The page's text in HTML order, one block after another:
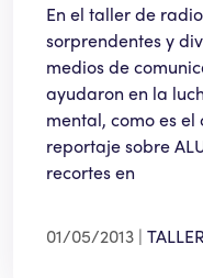
En el taller de
sorprendentes y
medios de
ayudaron en la
mental, como es
reportaje sobre
recortes en
01/05/2013